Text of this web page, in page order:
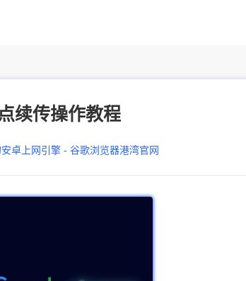
续传操作教程
卓上网引擎 - 谷歌浏览器港湾官网